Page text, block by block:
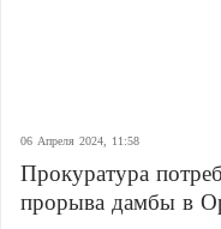
06 Апреля 2024, 11:58
Прокуратура
прорыва дамбы в